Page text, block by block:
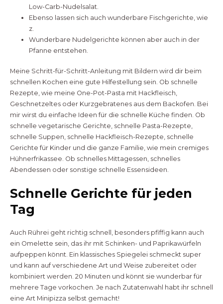
Low-Carb-Nudelsalat.
Ebenso lassen sich auch wunderbare Fischgerichte, wie
z.
Wunderbare Nudelgerichte können aber auch in der
Pfanne entstehen.
Meine Schritt-für-Schritt-Anleitung mit Bildern wird dir beim
schnellen Kochen eine gute Hilfestellung sein. Ob schnelle
Rezepte, wie meine One-Pot-Pasta mit Hackfleisch,
Geschnetzeltes oder Kurzgebratenes aus dem Backofen. Bei
mir wirst du einfache Ideen für die schnelle Küche finden. Ob
schnelle vegetarische Gerichte, schnelle Pasta-Rezepte,
schnelle Suppen, schnelle Hackfleisch-Rezepte, schnelle
Gerichte für Kinder und die ganze Familie, wie mein cremiges
Hühnerfrikassee. Ob schnelles Mittagessen, schnelles
Abendessen oder sonstige schnelle Essensideen.
Schnelle Gerichte für jeden
Tag
Auch Rührei geht richtig schnell, besonders pfiffig kann auch
ein Omelette sein, das ihr mit Schinken- und Paprikawürfeln
aufpeppen könnt. Ein klassisches Spiegelei schmeckt super
und kann auf verschiedene Art und Weise zubereitet oder
kombiniert werden. 20 Minuten und könnt sie wunderbar für
mehrere Tage vorkochen. Je nach Zutatenwahl habt ihr schnell
eine Art Minipizza selbst gemacht!